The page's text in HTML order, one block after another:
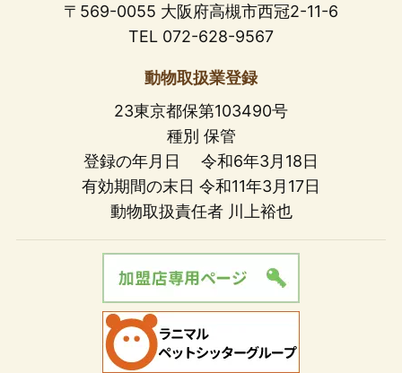
〒569-0055 大阪府高槻市西冠2-11-6
TEL 072-628-9567
動物取扱業登録
23東京都保第103490号
種別 保管
登録の年月日 令和6年3月18日
有効期間の末日 令和11年3月17日
動物取扱責任者 川上裕也